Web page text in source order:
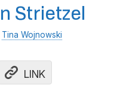
Strietzel
Tina Wojnowski
LINK